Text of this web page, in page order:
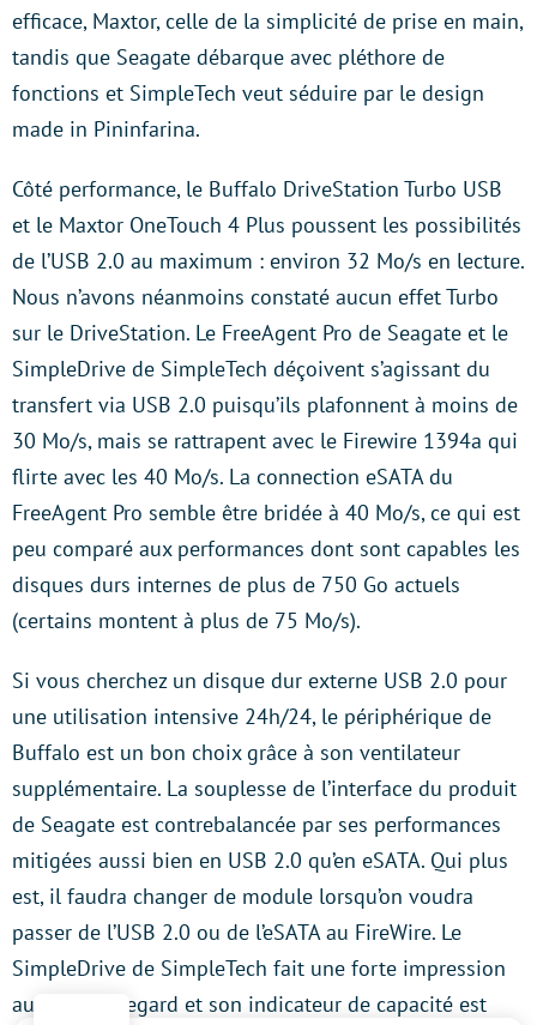
efficace, Maxtor, celle de la simplicité de prise en main,
tandis que Seagate débarque avec pléthore de
fonctions et SimpleTech veut séduire par le design
made in Pininfarina.
Côté performance, le Buffalo DriveStation Turbo USB
et le Maxtor OneTouch 4 Plus poussent les possibilités
de l’USB 2.0 au maximum : environ 32 Mo/s en lecture.
Nous n’avons néanmoins constaté aucun effet Turbo
sur le DriveStation. Le FreeAgent Pro de Seagate et le
SimpleDrive de SimpleTech déçoivent s’agissant du
transfert via USB 2.0 puisqu’ils plafonnent à moins de
30 Mo/s, mais se rattrapent avec le Firewire 1394a qui
flirte avec les 40 Mo/s. La connection eSATA du
FreeAgent Pro semble être bridée à 40 Mo/s, ce qui est
peu comparé aux performances dont sont capables les
disques durs internes de plus de 750 Go actuels
(certains montent à plus de 75 Mo/s).
Si vous cherchez un disque dur externe USB 2.0 pour
une utilisation intensive 24h/24, le périphérique de
Buffalo est un bon choix grâce à son ventilateur
supplémentaire. La souplesse de l’interface du produit
de Seagate est contrebalancée par ses performances
mitigées aussi bien en USB 2.0 qu’en eSATA. Qui plus
est, il faudra changer de module lorsqu’on voudra
passer de l’USB 2.0 ou de l’eSATA au FireWire. Le
SimpleDrive de SimpleTech fait une forte impression
au premier regard et son indicateur de capacité est